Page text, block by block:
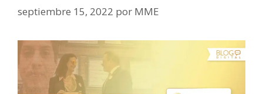
septiembre 15, 2022 por MME